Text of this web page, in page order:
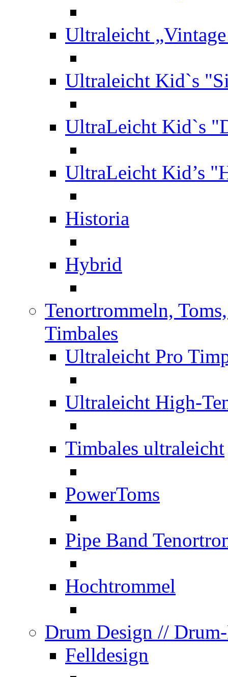
Ultraleicht
Ultraleicht Kid`s
UltraLeicht Kid`s
UltraLeicht Kid’s
Historia
Hybrid
Tenortrommeln,
Timbales
Ultraleicht Pro
Ultraleicht High-
Timbales ultraleicht
PowerToms
Pipe Band
Hochtrommel
Drum Design //
Felldesign